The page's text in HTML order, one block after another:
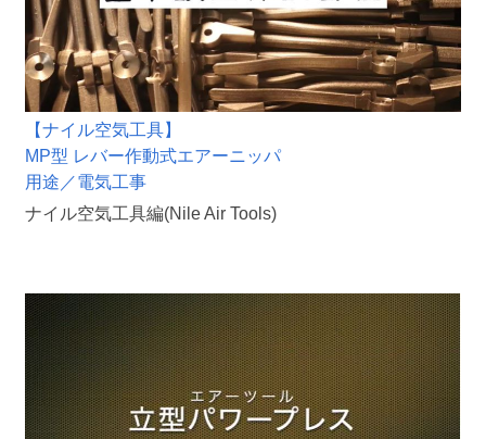
【ナイル空気工具】
MP型 レバー作動式エアーニッパ
用途／電気工事
ナイル空気工具編(Nile Air Tools)